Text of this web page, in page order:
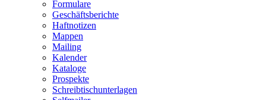
Formulare
Geschäftsberichte
Haftnotizen
Mappen
Mailing
Kalender
Kataloge
Prospekte
Schreibtischunterlagen